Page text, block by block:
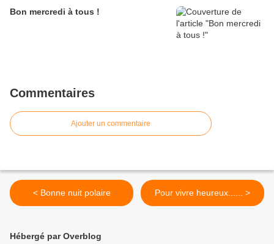
Bon mercredi à tous !
Commentaires
Ajouter un commentaire
< Bonne nuit polaire Pour vivre heureux...... >
Hébergé par Overblog